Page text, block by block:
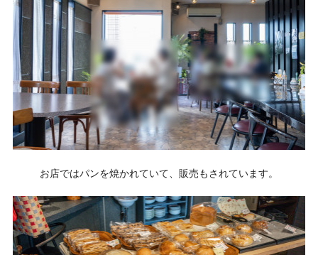
お店ではパンを焼かれていて、販売もされています。